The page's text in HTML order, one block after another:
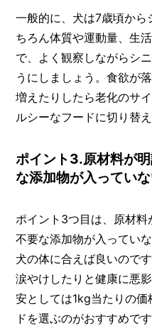
一般的に、犬は7歳頃から
ちろん体質や運動量、生
で、よく観察しながらシ
うにしましょう。食欲が
増えたりしたら老化のサ
ルシーなフードに切り替
ポイント3.原材料が
な添加物が入ってい
ポイント3つ目は、原材料
不要な添加物が入ってい
犬の体に合えば良いので
涙やけしたりと健康に悪
安としては1kg当たりの
ドを選ぶのがおすすめで